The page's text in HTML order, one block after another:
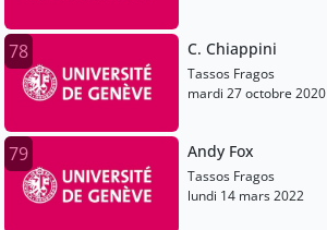
78 C. Chiappini
Tassos Fragos
mardi 27 octobre 2020
79 Andy Fox
Tassos Fragos
lundi 14 mars 2022